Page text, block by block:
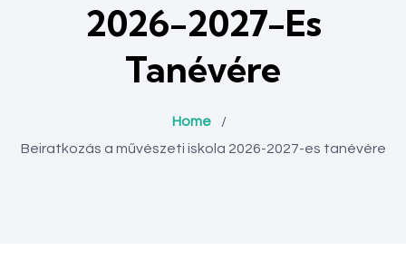
2026-2027-Es
Tanévére
Home
/
Beiratkozás a művészeti iskola 2026-2027-es tanévére